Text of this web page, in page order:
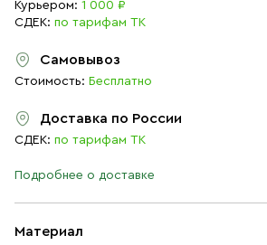
Материал
Курьером: 1 000 ₽
СДЕК: по тарифам ТК
Самовывоз
Стоимость: Бесплатно
Доставка по России
СДЕК: по тарифам ТК
Подробнее о доставке